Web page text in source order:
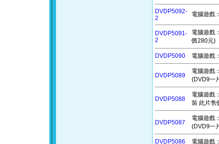
DVDP5092-
2
電腦遊戲
DVDP5091-
2
電腦遊戲
價280元)
DVDP5090 電腦遊戲
DVDP5089
電腦遊戲
(DVD9一
DVDP5088
電腦遊戲
裝 此片售
DVDP5087
電腦遊戲
(DVD9一
DVDP5086 電腦遊戲